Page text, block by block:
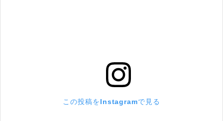
この投稿をInstagramで見る